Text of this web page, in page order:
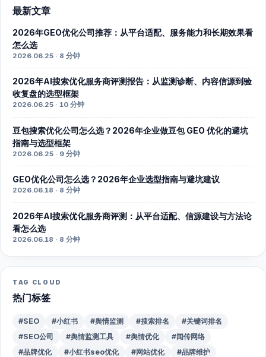
最新文章
2026年GEO优化公司推荐：从平台适配、服务能力和长期效果看
怎么选
2026.06.25 · 8 分钟
2026年AI搜索优化服务商评测报告：从监测诊断、内容信源到验
收复盘的选型框架
2026.06.25 · 10 分钟
豆包搜索优化公司怎么选？2026年企业做豆包 GEO 优化的避坑
指南与选型框架
2026.06.25 · 9 分钟
GEO优化公司怎么选？2026年企业选型指南与避坑建议
2026.06.18 · 8 分钟
2026年AI搜索优化服务商评测：从平台适配、信源建设与方法论
看怎么选
2026.06.18 · 8 分钟
TAG CLOUD
热门标签
#SEO #小红书 #舆情监测 #搜索排名
#关键词排名
#SEO公司
#舆情监测工具 #舆情优化
#闻传网络
#品牌优化
#小红书seo优化 #网站优化
#品牌维护